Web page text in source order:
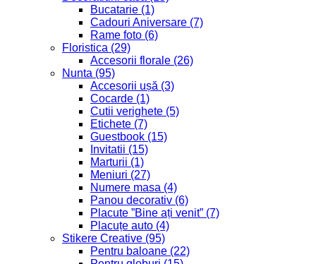
Bucatarie (1)
Cadouri Aniversare (7)
Rame foto (6)
Floristica (29)
Accesorii florale (26)
Nunta (95)
Accesorii ușă (3)
Cocarde (1)
Cutii verighete (5)
Etichete (7)
Guestbook (15)
Invitatii (15)
Marturii (1)
Meniuri (27)
Numere masa (4)
Panou decorativ (6)
Placute ”Bine ați venit” (7)
Placuțe auto (4)
Stikere Creative (95)
Pentru baloane (22)